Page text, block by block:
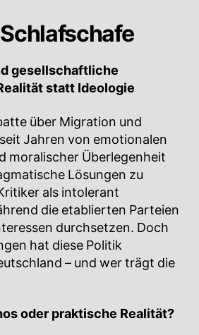
gesellschaftliche
statt Ideologie
über Migration und
Jahren von emotionalen
moralischer Überlegenheit
Lösungen zu
als intolerant
die etablierten Parteien
durchsetzen. Doch
hat diese Politik
– und wer trägt die
oder praktische Realität?